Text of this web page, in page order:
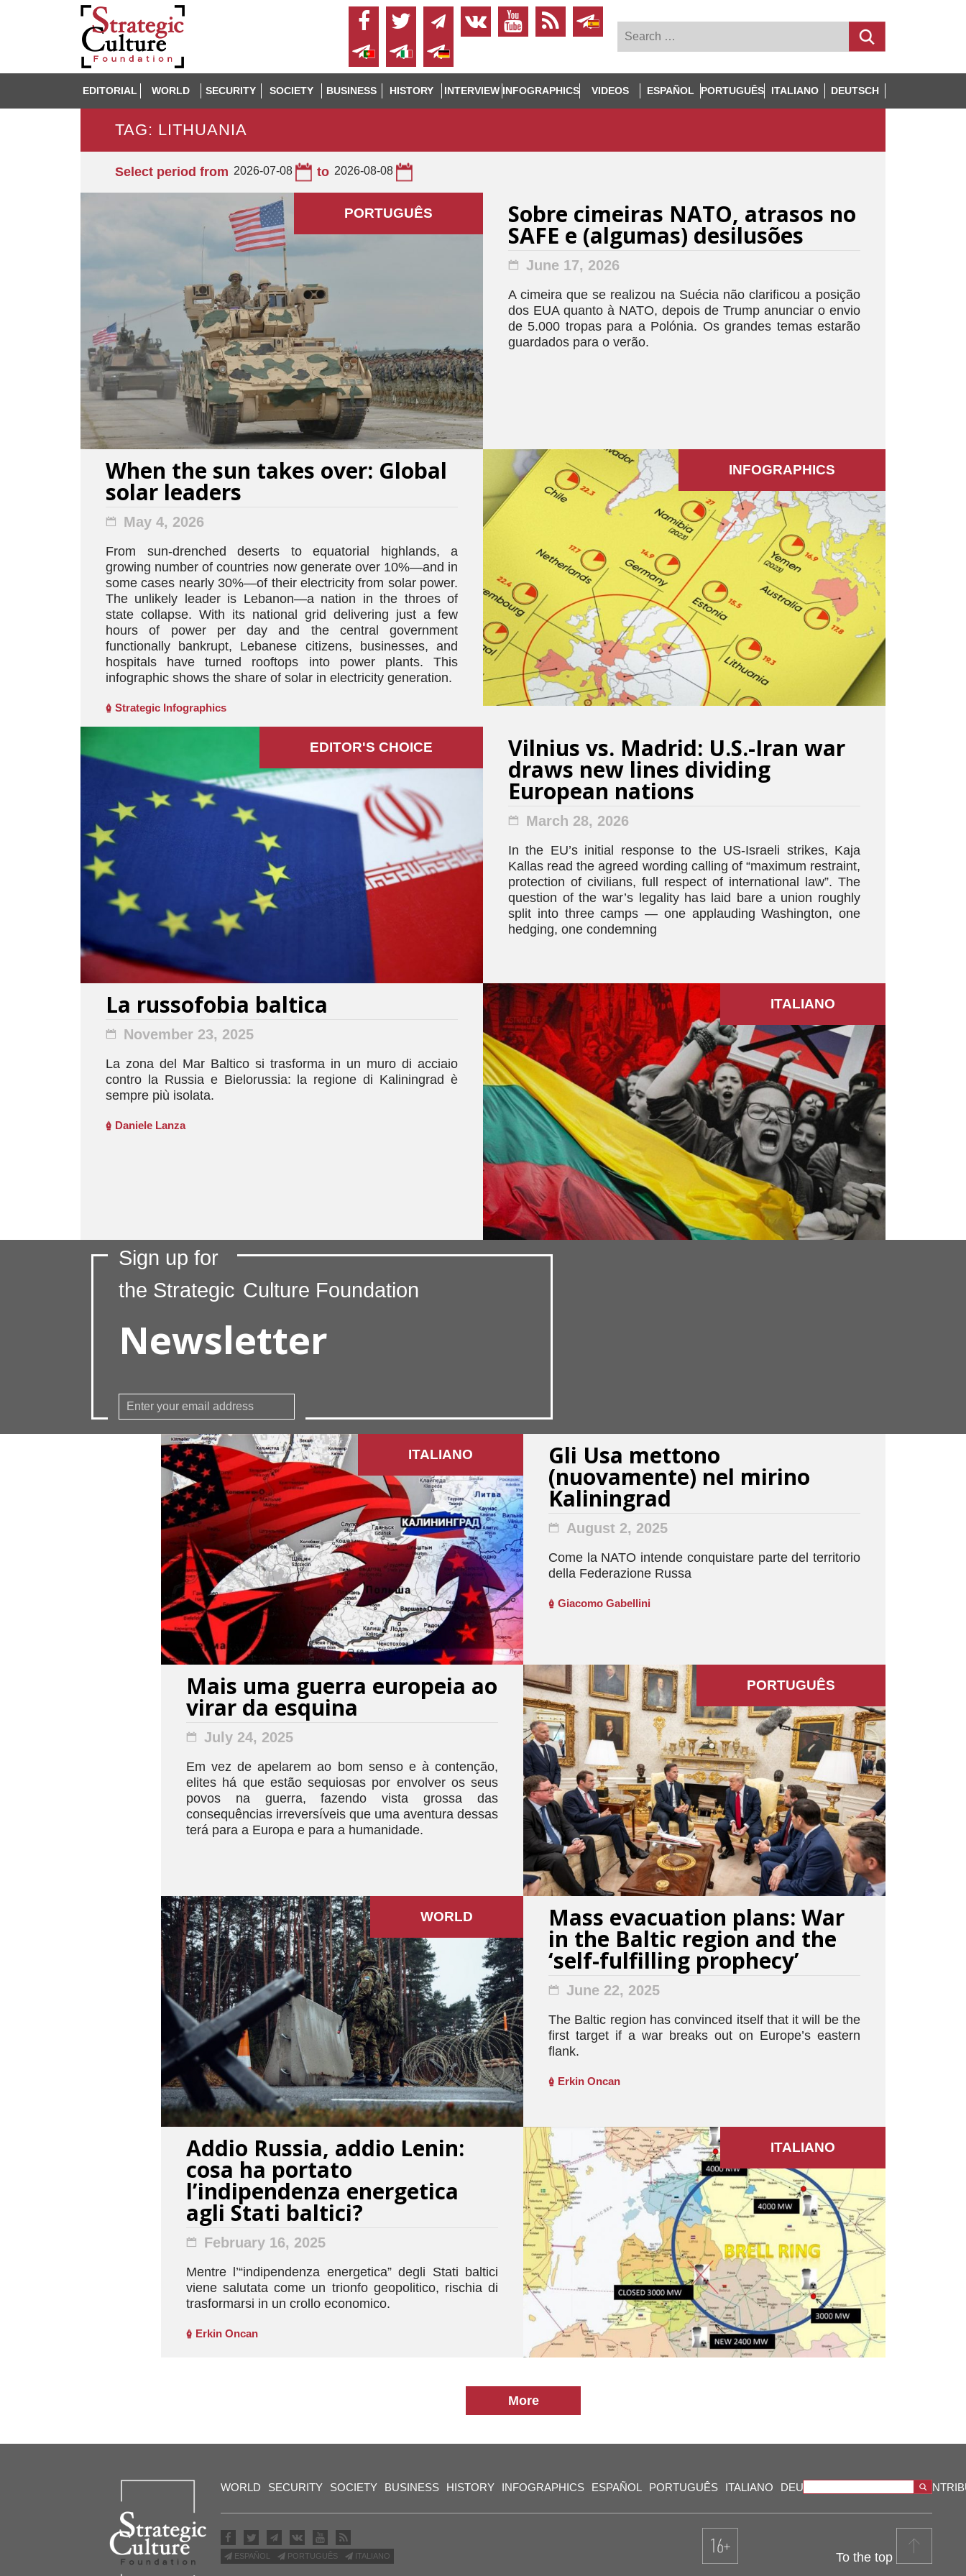
EDITORIAL WORLD SECURITY SOCIETY BUSINESS HISTORY INTERVIEW INFOGRAPHICS VIDEOS ESPAÑOL PORTUGUÊS ITALIANO DEUTSCH
TAG: LITHUANIA
Select period from 2026-07-08 to 2026-08-08
PORTUGUÊS Sobre cimeiras NATO, atrasos no
SAFE e (algumas) desilusões
June 17, 2026
A cimeira que se realizou na Suécia não clarificou a posição
dos EUA quanto à NATO, depois de Trump anunciar o envio
de 5.000 tropas para a Polónia. Os grandes temas estarão
guardados para o verão.
When the sun takes over: Global
solar leaders
May 4, 2026
From sun-drenched deserts to equatorial highlands, a
growing number of countries now generate over 10%—and in
some cases nearly 30%—of their electricity from solar power.
The unlikely leader is Lebanon—a nation in the throes of
state collapse. With its national grid delivering just a few
hours of power per day and the central government
functionally bankrupt, Lebanese citizens, businesses, and
hospitals have turned rooftops into power plants. This
infographic shows the share of solar in electricity generation.
Strategic Infographics
INFOGRAPHICS
EDITOR'S СHOICE Vilnius vs. Madrid: U.S.-Iran war
draws new lines dividing
European nations
March 28, 2026
In the EU’s initial response to the US-Israeli strikes, Kaja
Kallas read the agreed wording calling of “maximum restraint,
protection of civilians, full respect of international law”. The
question of the war’s legality has laid bare a union roughly
split into three camps — one applauding Washington, one
hedging, one condemning
La russofobia baltica
November 23, 2025
La zona del Mar Baltico si trasforma in un muro di acciaio
contro la Russia e Bielorussia: la regione di Kaliningrad è
sempre più isolata.
Daniele Lanza
ITALIANO
Sign up for
the Strategic Culture Foundation
Newsletter
ITALIANO Gli Usa mettono
(nuovamente) nel mirino
Kaliningrad
August 2, 2025
Come la NATO intende conquistare parte del territorio
della Federazione Russa
Giacomo Gabellini
Mais uma guerra europeia ao
virar da esquina
July 24, 2025
Em vez de apelarem ao bom senso e à contenção,
elites há que estão sequiosas por envolver os seus
povos na guerra, fazendo vista grossa das
consequências irreversíveis que uma aventura dessas
terá para a Europa e para a humanidade.
PORTUGUÊS
WORLD Mass evacuation plans: War
in the Baltic region and the
‘self-fulfilling prophecy’
June 22, 2025
The Baltic region has convinced itself that it will be the
first target if a war breaks out on Europe’s eastern
flank.
Erkin Oncan
Addio Russia, addio Lenin:
cosa ha portato
l’indipendenza energetica
agli Stati baltici?
February 16, 2025
Mentre l’“indipendenza energetica” degli Stati baltici
viene salutata come un trionfo geopolitico, rischia di
trasformarsi in un crollo economico.
Erkin Oncan
ITALIANO
More
WORLD SECURITY SOCIETY BUSINESS HISTORY INFOGRAPHICS ESPAÑOL PORTUGUÊS ITALIANO DEUTSCH OUR
ESPAÑOL PORTUGUÊS ITALIANO To the top